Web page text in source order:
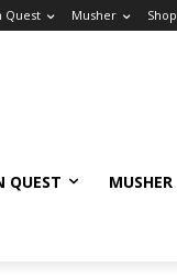
Quest Musher Shop
QUEST MUSHER